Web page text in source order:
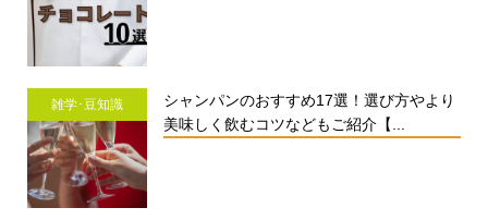
雑学･豆知識
シャンパンのおすすめ17選！選び方やより
美味しく飲むコツなどもご紹介【...